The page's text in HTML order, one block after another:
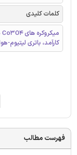
کلمات کلیدی
کارآمد، باتری لیتیوم-
فهرست مطالب